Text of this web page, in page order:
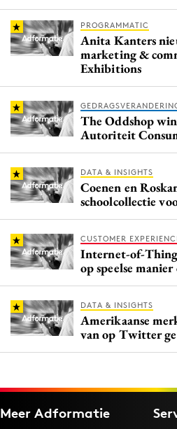
PROGRAMMATIC
Anita Kanters
marketing &
Exhibitions
The Oddshop
Autoriteit
DATA & INSIGHTS
Coenen en
schoolcollectie
CUSTOMER
Internet-of-
op speelse
DATA & INSIGHTS
Amerikaanse
van op Twitter
Meer Adformatie